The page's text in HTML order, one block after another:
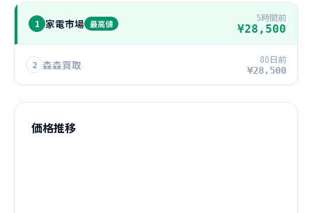
1 家電市場 最高値
5時間前
¥28,500
2 森森買取 80日前
¥28,500
価格推移